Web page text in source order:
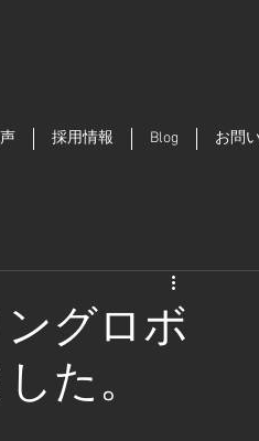
採用情報 Blog お問
グロボ
た。